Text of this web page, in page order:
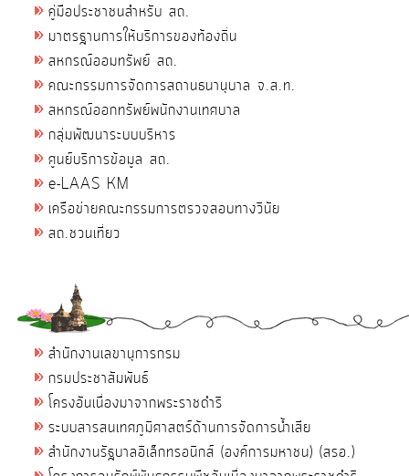
คู่มือประชาชนสำหรับ สถ.
มาตรฐานการให้บริการของท้องถิ่น
สหกรณ์ออมทรัพย์ สถ.
คณะกรรมการจัดการสถานธนานุบาล จ.ส.ท.
สหกรณ์ออกทรัพย์พนักงานเทศบาล
กลุ่มพัฒนาระบบบริหาร
ศูนย์บริการข้อมูล สถ.
e-LAAS KM
เครือข่ายคณะกรรมการตรวจสอบทางวินัย
สถ.ชวนเที่ยว
สำนักงานเลขานุการกรม
กรมประชาสัมพันธ์
โครงอันเนื่องมาจากพระราชดำริ
ระบบสารสนเทศภูมิศาสตร์ด้านการจัดการน้ำเสีย
สำนักงานรัฐบาลอิเล็กทรอนิกส์ (องค์การมหาชน) (สรอ.)